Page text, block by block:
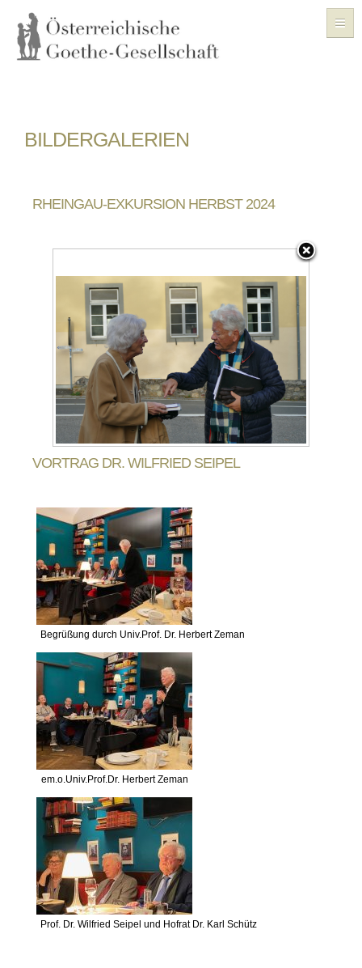
GESCHICHTE
FORSCHUNG
GOETHE-ZENTRUM
Bildergalerien
Vergangene Veranstaltungen
BILDERGALERIEN
RHEINGAU-EXKURSION HERBST 2024
VORTRAG DR. WILFRIED SEIPEL
Begrüßung durch Univ.Prof. Dr. Herbert Zeman
em.o.Univ.Prof.Dr. Herbert Zeman
Prof. Dr. Wilfried Seipel und Hofrat Dr. Karl Schütz